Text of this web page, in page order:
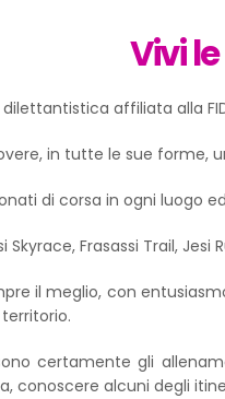
Vivi
affiliata alla
in tutte le sue forme,
di corsa in ogni luogo
Frasassi Trail, Jesi
il meglio, con
certamente gli
conoscere alcuni degli